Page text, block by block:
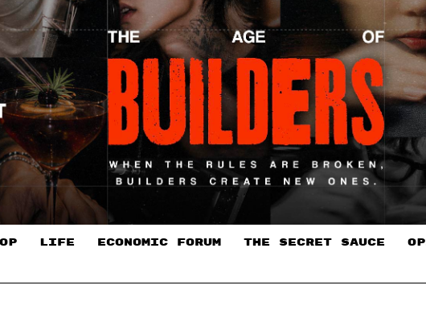
LIFE ECONOMIC FORUM THE SECRET SAUCE​